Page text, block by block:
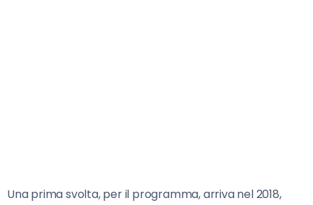
Una prima svolta, per il programma, arriva nel 2018,